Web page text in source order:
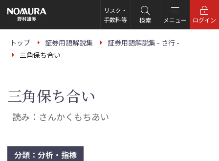
の
ー
リスク・
手数料等
検索 メニュー ログイン
トップ 証券用語解説集
証券用語解説集 - さ行 -
三角保ち合い
三角保ち合い
読み：さんかくもちあい
分類：分析・指標